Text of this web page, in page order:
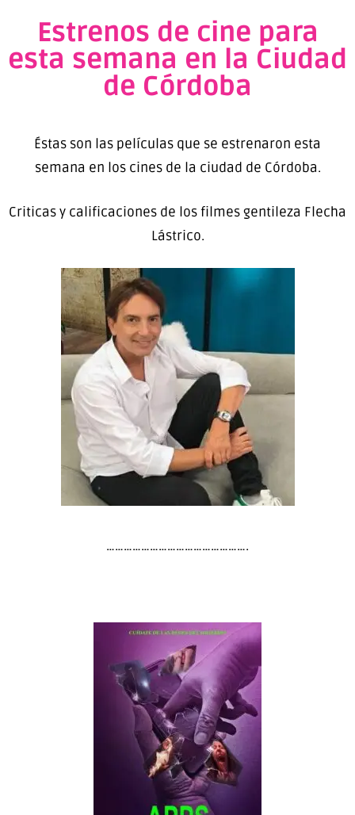
Estrenos de cine para
esta semana en la Ciudad
de Córdoba
Éstas son las películas que se estrenaron esta
semana en los cines de la ciudad de Córdoba.
Criticas y calificaciones de los filmes gentileza Flecha
Lástrico.
………………………………………….